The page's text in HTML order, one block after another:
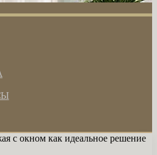
с окном как идеальное решение